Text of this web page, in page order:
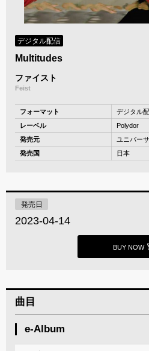
デジタル配信
Multitudes
ファイスト
Feist
フォーマット
デジタル
レーベル
Polydor
発売元
ユニバー
発売国
日本
発売日
2023-04-14
BUY NOW
曲目
e-Album